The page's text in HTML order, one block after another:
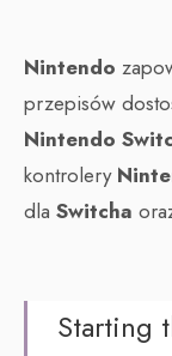
Nintendo
przepisów
Nintendo
kontrolery
dla Switcha
Starting